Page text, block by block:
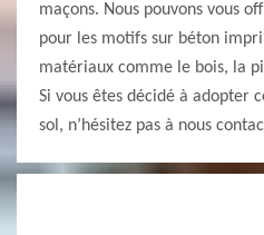
maçons. Nous pouvons vous
pour les motifs sur béton
matériaux comme le bois, la
Si vous êtes décidé à adopter
sol, n’hésitez pas à nous